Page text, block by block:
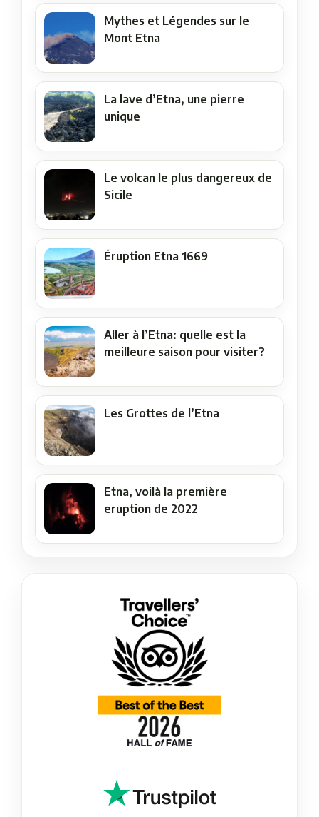
Mythes et Légendes sur le
Mont Etna
La lave d’Etna, une pierre
unique
Le volcan le plus dangereux de
Sicile
Éruption Etna 1669
Aller à l’Etna: quelle est la
meilleure saison pour visiter?
Les Grottes de l’Etna
Etna, voilà la première
eruption de 2022